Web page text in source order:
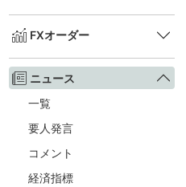
FXオーダー
ニュース
一覧
要人発言
コメント
経済指標